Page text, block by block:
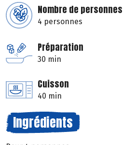
Nombre de personnes
4 personnes
Préparation
30 min
Cuisson
40 min
Ingrédients